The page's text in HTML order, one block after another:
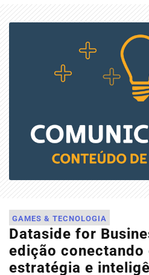
GAMES & TECNOLOGIA
Dataside for
edição conectando
estratégia e